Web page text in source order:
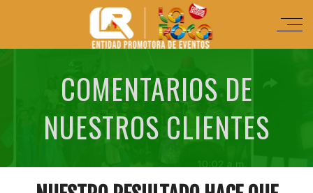
COMENTARIOS DE
NUESTROS CLIENTES